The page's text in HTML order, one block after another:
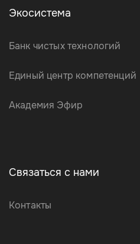
Экосистема
Банк чистых технологий
Единый центр компетенций
Академия Эфир
Связаться с нами
Контакты